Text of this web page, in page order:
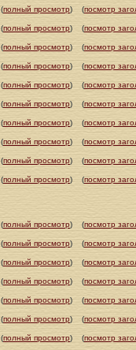
(полный просмотр) (посмотр
(полный просмотр) (посмотр
(полный просмотр) (посмотр
(полный просмотр) (посмотр
(полный просмотр) (посмотр
(полный просмотр) (посмотр
(полный просмотр) (посмотр
(полный просмотр) (посмотр
(полный просмотр) (посмотр
(полный просмотр) (посмотр
(полный просмотр) (посмотр
(полный просмотр) (посмотр
(полный просмотр) (посмотр
(полный просмотр) (посмотр
(полный просмотр) (посмотр
(полный просмотр) (посмотр
(полный просмотр) (посмотр